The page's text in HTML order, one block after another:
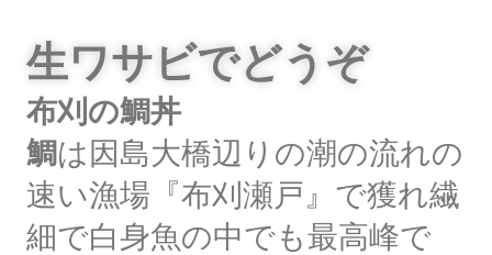
生ワサビでどうぞ
布刈の鯛丼
鯛は因島大橋辺りの潮の流れの
速い漁場『布刈瀬戸』で獲れ繊
細で白身魚の中でも最高峰で